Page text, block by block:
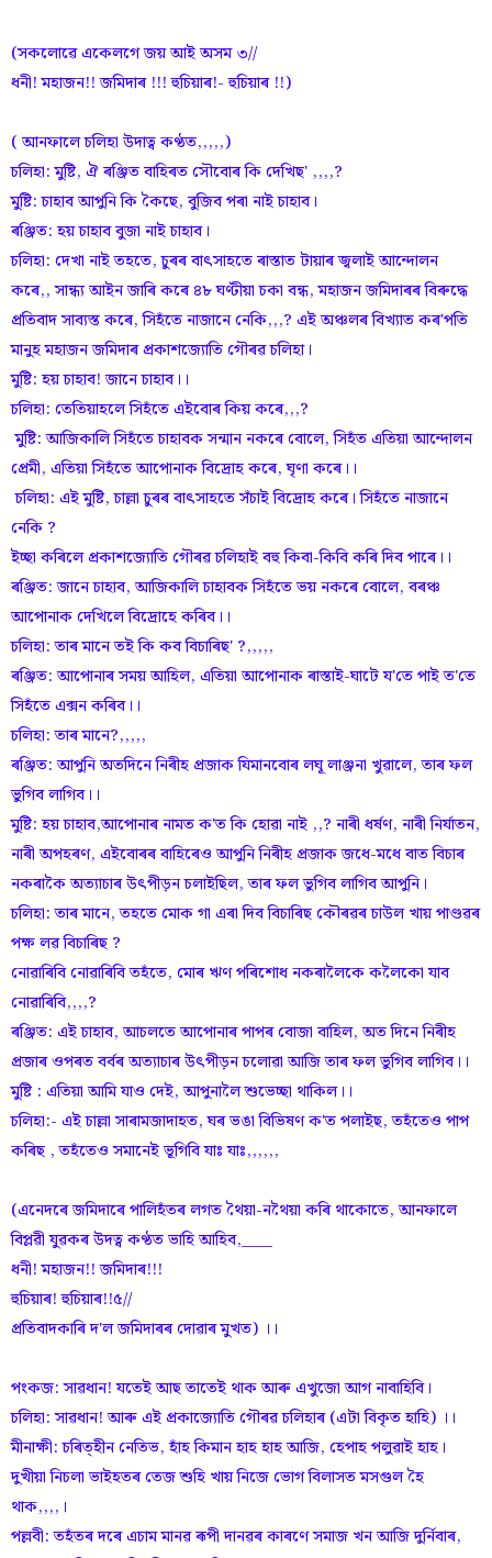
(সকলোৱে একেলগে জয় আই অসম ৩//
ধনী! মহাজন!! জমিদাৰ !!! হুচিয়াৰ!- হুচিয়াৰ !!)
( আনফালে চলিহা উদাত্ব কণ্ঠত,,,,,)
চলিহা: মুষ্টি, ঐ ৰঞ্জিত বাহিৰত সৌবোৰ কি দেখিছ' ,,,,?
মুষ্টি: চাহাব আপুনি কি কৈছে, বুজিব পৰা নাই চাহাব।
ৰঞ্জিত: হয় চাহাব বুজা নাই চাহাব।
চলিহা: দেখা নাই তহতে, চুৰৰ বাৎসাহতে ৰাস্তাত টায়াৰ জ্বলাই আন্দোলন
কৰে,, সান্ধ্য আইন জাৰি কৰে ৪৮ ঘণ্টীয়া চকা বন্ধ, মহাজন জমিদাৰৰ বিৰুদ্ধে
প্ৰতিবাদ সাব্যস্ত কৰে, সিহঁতে নাজানে নেকি,,,? এই অঞ্চলৰ বিখ্যাত কৰ'পতি
মানুহ মহাজন জমিদাৰ প্ৰকাশজ্যোতি গৌৰৱ চলিহা।
মুষ্টি: হয় চাহাব! জানে চাহাব।।
চলিহা: তেতিয়াহলে সিহঁতে এইবোৰ কিয় কৰে,,,?
মুষ্টি: আজিকালি সিহঁতে চাহাবক সন্মান নকৰে বোলে, সিহঁত এতিয়া আন্দোলন
প্ৰেমী, এতিয়া সিহঁতে আপোনাক বিদ্ৰোহ কৰে, ঘৃণা কৰে।।
চলিহা: এই মুষ্টি, চাল্লা চুৰৰ বাৎসাহতে সঁচাই বিদ্ৰোহ কৰে। সিহঁতে নাজানে
নেকি ?
ইচ্ছা কৰিলে প্ৰকাশজ্যোতি গৌৰৱ চলিহাই বহু কিবা-কিবি কৰি দিব পাৰে।।
ৰঞ্জিত: জানে চাহাব, আজিকালি চাহাবক সিহঁতে ভয় নকৰে বোলে, বৰঞ্চ
আপোনাক দেখিলে বিদ্ৰোহে কৰিব।।
চলিহা: তাৰ মানে তই কি কব বিচাৰিছ' ?,,,,,
ৰঞ্জিত: আপোনাৰ সময় আহিল, এতিয়া আপোনাক ৰাস্তাই-ঘাটে য'তে পাই ত'তে
সিহঁতে এক্সন কৰিব।।
চলিহা: তাৰ মানে?,,,,,
ৰঞ্জিত: আপুনি অতদিনে নিৰীহ প্ৰজাক যিমানবোৰ লঘূ লাঞ্জনা খুৱালে, তাৰ ফল
ভুগিব লাগিব।।
মুষ্টি: হয় চাহাব,আপোনাৰ নামত ক'ত কি হোৱা নাই ,,? নাৰী ধৰ্ষণ, নাৰী নিৰ্যাতন,
নাৰী অপহৰণ, এইবোৰৰ বাহিৰেও আপুনি নিৰীহ প্ৰজাক জধে-মধে বাত বিচাৰ
নকৰাকৈ অত্যাচাৰ উৎপীড়ন চলাইছিল, তাৰ ফল ভুগিব লাগিব আপুনি।
চলিহা: তাৰ মানে, তহতে মোক গা এৰা দিব বিচাৰিছ কৌৰৱৰ চাউল খায় পাণ্ডৱৰ
পক্ষ লৱ বিচাৰিছ ?
নোৱাৰিবি নোৱাৰিবি তহঁতে, মোৰ ঋণ পৰিশোধ নকৰালৈকে কলৈকো যাব
নোৱাৰিবি,,,,?
ৰঞ্জিত: এই চাহাব, আচলতে আপোনাৰ পাপৰ বোজা বাহিল, অত দিনে নিৰীহ
প্ৰজাৰ ওপৰত বৰ্বৰ অত্যাচাৰ উৎপীড়ন চলোৱা আজি তাৰ ফল ভুগিব লাগিব।।
মুষ্টি : এতিয়া আমি যাও দেই, আপুনালৈ শুভেচ্ছা থাকিল।।
চলিহা:- এই চাল্লা সাৰামজাদাহত, ঘৰ ভঙা বিভিষণ ক'ত পলাইছ, তহঁতেও পাপ
কৰিছ , তহঁতেও সমানেই ভূগিবি যাঃ যাঃ,,,,,,
(এনেদৰে জমিদাৰে পালিহঁতৰ লগত থৈয়া-নথৈয়া কৰি থাকোতে, আনফালে
বিপ্লৱী যুৱকৰ উদত্ব কণ্ঠত ভাহি আহিব,____
ধনী! মহাজন!! জমিদাৰ!!!
হুচিয়াৰ! হুচিয়াৰ!!৫//
প্ৰতিবাদকাৰি দ'ল জমিদাৰৰ দোৱাৰ মুখত) ।।
পংকজ: সাৱধান! যতেই আছ তাতেই থাক আৰু এখুজো আগ নাবাহিবি।
চলিহা: সাৱধান! আৰু এই প্ৰকাজ্যোতি গৌৰৱ চলিহাৰ (এটা বিকৃত হাহি) ।।
মীনাক্ষী: চৰিত্হীন নেতিভ, হাঁহ কিমান হাহ হাহ আজি, হেপাহ পলুৱাই হাহ।
দুখীয়া নিচলা ভাইহতৰ তেজ শুহি খায় নিজে ভোগ বিলাসত মসগুল হৈ
থাক,,,,।
পল্লবী: তহঁতৰ দৰে এচাম মানৱ ৰূপী দানৱৰ কাৰণে সমাজ খন আজি দুৰ্নিবাৰ,